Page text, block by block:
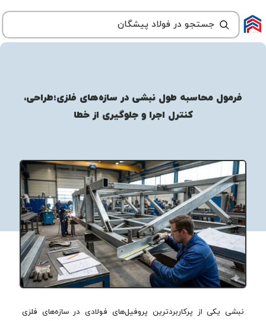
فرمول محاسبه طول نبشی در سازه‌های فلزی؛طراحی،
کنترل اجرا و جلوگیری از خطا
نبشی یکی از پرکاربردترین پروفیل‌های فولادی در سازه‌های فلزی